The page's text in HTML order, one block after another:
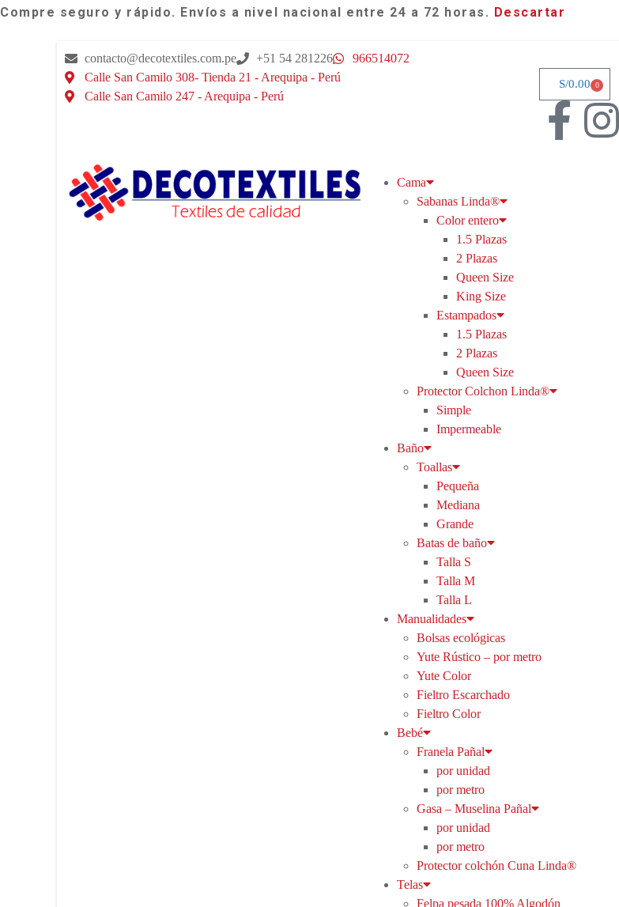
Compre seguro y rápido. Envíos a nivel nacional entre 24 a 72 horas. Descartar
contacto@decotextiles.com.pe +51 54 281226
966514072
Calle San Camilo 308- Tienda 21 - Arequipa - Perú
Calle San Camilo 247 - Arequipa - Perú​
S/0.00 0
Cama
Sabanas Linda®
Color entero
1.5 Plazas
2 Plazas
Queen Size
King Size
Estampados
1.5 Plazas
2 Plazas
Queen Size
Protector Colchon Linda®
Simple
Impermeable
Baño
Toallas
Pequeña
Mediana
Grande
Batas de baño
Talla S
Talla M
Talla L
Manualidades
Bolsas ecológicas
Yute Rústico – por metro
Yute Color
Fieltro Escarchado
Fieltro Color
Bebé
Franela Pañal
por unidad
por metro
Gasa – Muselina Pañal
por unidad
por metro
Protector colchón Cuna Linda®
Telas
Felpa pesada 100% Algodón